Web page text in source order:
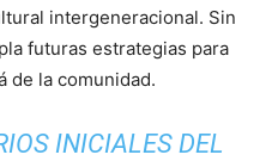
intergeneracional. Sin
futuras estrategias para
de la comunidad.
INICIALES DEL